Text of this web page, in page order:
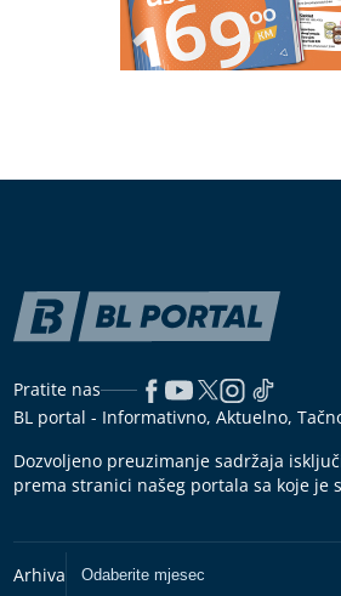
Pratite nas
BL portal - Informativno, Aktuelno,
Dozvoljeno preuzimanje sadržaja
prema stranici našeg portala sa koje je